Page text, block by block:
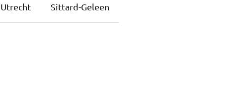
Utrecht Sittard-Geleen